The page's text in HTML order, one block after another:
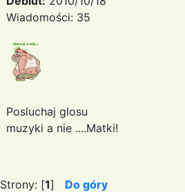
Wiadomości: 35
Posluchaj glosu
muzyki a nie ....Matki!
Strony: [1] Do góry